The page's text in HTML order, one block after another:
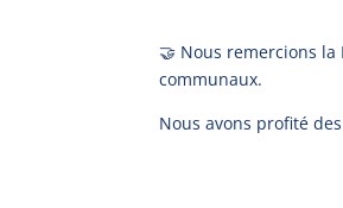
🤝 Nous remercions
communaux.
Nous avons profité